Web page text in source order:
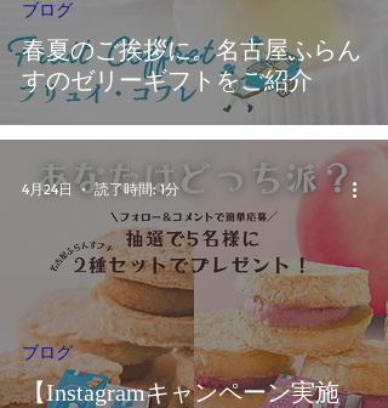
春夏のご挨拶に。名古屋ふらん
すのゼリーギフトをご紹介
ブログ
【Instagramキャンペーン実施
ブログ
4月24日 読了時間: 1分